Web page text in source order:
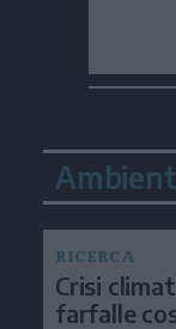
RICERCA
Crisi
farfalle